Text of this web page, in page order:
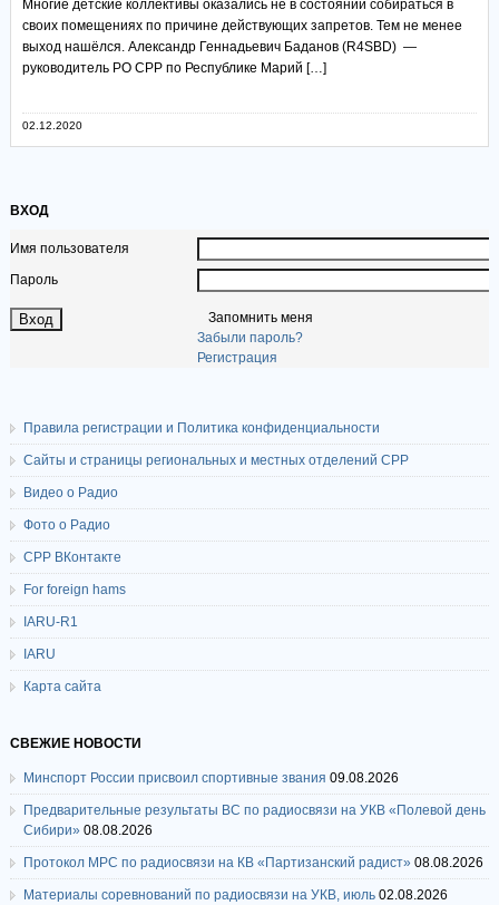
Многие детские коллективы оказались не в состоянии собираться в
своих помещениях по причине действующих запретов. Тем не менее
выход нашёлся. Александр Геннадьевич Баданов (R4SBD) —
руководитель РО СРР по Республике Марий […]
02.12.2020
ВХОД
Имя пользователя
Пароль
Запомнить меня
Забыли пароль?
Регистрация
Правила регистрации и Политика конфиденциальности
Сайты и страницы региональных и местных отделений СРР
Видео о Радио
Фото о Радио
СРР ВКонтакте
For foreign hams
IARU-R1
IARU
Карта сайта
СВЕЖИЕ НОВОСТИ
Минспорт России присвоил спортивные звания 09.08.2026
Предварительные результаты ВС по радиосвязи на УКВ «Полевой день
Сибири» 08.08.2026
Протокол МРС по радиосвязи на КВ «Партизанский радист» 08.08.2026
Материалы соревнований по радиосвязи на УКВ, июль 02.08.2026